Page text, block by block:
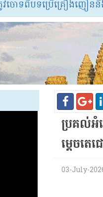
បទប្រើគ្រឿងញៀននិងបង្កគ្
ប្រគល់​អំ
ម្តេច​ត
03-July-